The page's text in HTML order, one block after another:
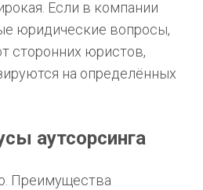
Если в компании
юридические вопросы,
сторонних юристов,
на определённых
аутсорсинга
Преимущества